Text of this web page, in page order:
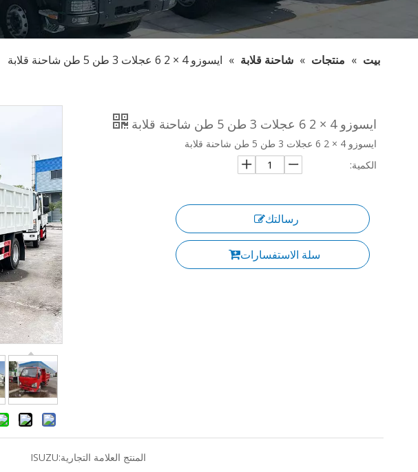
بيت » منتجات » شاحنة قلابة » ايسوزو 4 × 2 6 عجلات 3 طن 5 طن شاحنة قلابة
ايسوزو 4 × 2 6 عجلات 3 طن 5 طن شاحنة قلابة
ايسوزو 4 × 2 6 عجلات 3 طن 5 طن شاحنة قلابة
الكمية:
رسالتك
سلة الاستفسارات
المنتج العلامة التجارية:ISUZU